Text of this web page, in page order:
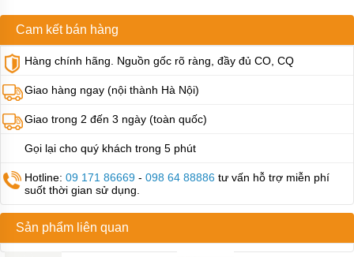
bánh
răng
thân
bằng
đồng
Bơm
bánh
răng
dùng
bạc
Máy
bơm
bánh
răng
xách
tay
Cam kết bán hàng
Hàng chính hãng. Nguồn gốc rõ ràng, đầy đủ CO, CQ
Giao hàng ngay (nội thành Hà Nội)
Giao trong 2 đến 3 ngày (toàn quốc)
Gọi lại cho quý khách trong 5 phút
Hotline: 09 171 86669 - 098 64 88886 tư vấn hỗ trợ miễn phí
suốt thời gian sử dụng.
Sản phẩm liên quan